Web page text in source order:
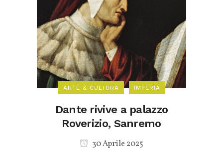
ARTE & CULTURA IMPERIA
Dante rivive a palazzo
Roverizio, Sanremo
30 Aprile 2025